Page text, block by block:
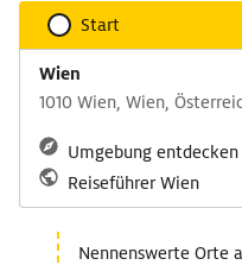
Start
Wien
1010 Wien, Wien,
Umgebung entdecken
Reiseführer Wien
Nennenswerte Orte